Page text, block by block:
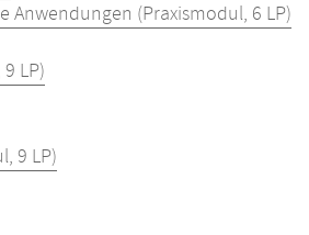
(Praxismodul, 6 LP)
LP)
9 LP)